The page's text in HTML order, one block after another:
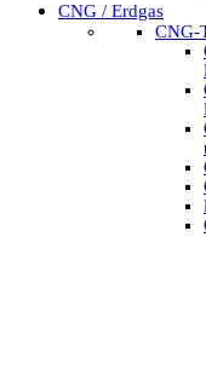
CNG / Erdgas
CNG-